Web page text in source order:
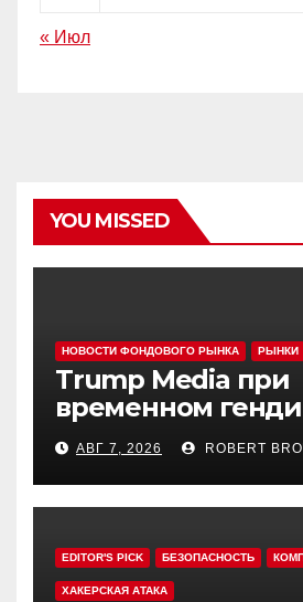
« Июл
YOU MISSED
НОВОСТИ ФОНДОВОГО РЫНКА РЫНКИ
Trump Media при
временном
МакГерне
сделок с
АВГ 7, 2026 ROBERT
EDITOR'S PICK БЕЗОПАСНОСТЬ
ХАКЕРСКАЯ АТАКА